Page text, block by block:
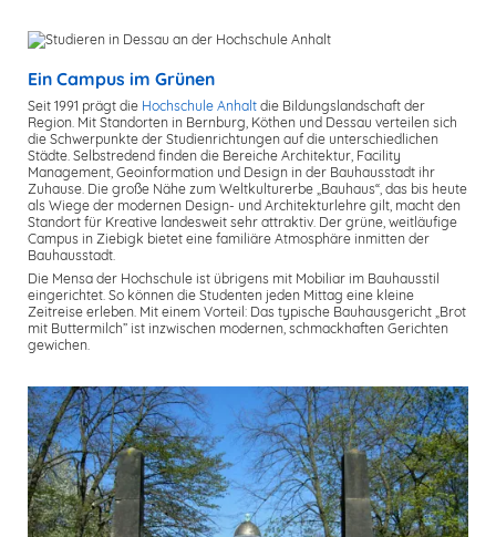
Ein Campus im Grünen
Seit 1991 prägt die Hochschule Anhaltdie Bildungslandschaft der
Region. Mit Standorten in Bernburg, Köthen und Dessau verteilen sich
die Schwerpunkte der Studienrichtungen auf die unterschiedlichen
Städte. Selbstredend finden die Bereiche Architektur, Facility
Management, Geoinformation und Design in der Bauhausstadt ihr
Zuhause. Die große Nähe zum Weltkulturerbe „Bauhaus“, das bis heute
als Wiege der modernen Design- und Architekturlehre gilt, macht den
Standort für Kreative landesweit sehr attraktiv. Der grüne, weitläufige
Campus in Ziebigk bietet eine familiäre Atmosphäre inmitten der
Bauhausstadt.
Die Mensa der Hochschule ist übrigens mit Mobiliar im Bauhausstil
eingerichtet. So können die Studenten jeden Mittag eine kleine
Zeitreise erleben. Mit einem Vorteil: Das typische Bauhausgericht „Brot
mit Buttermilch” ist inzwischen modernen, schmackhaften Gerichten
gewichen.